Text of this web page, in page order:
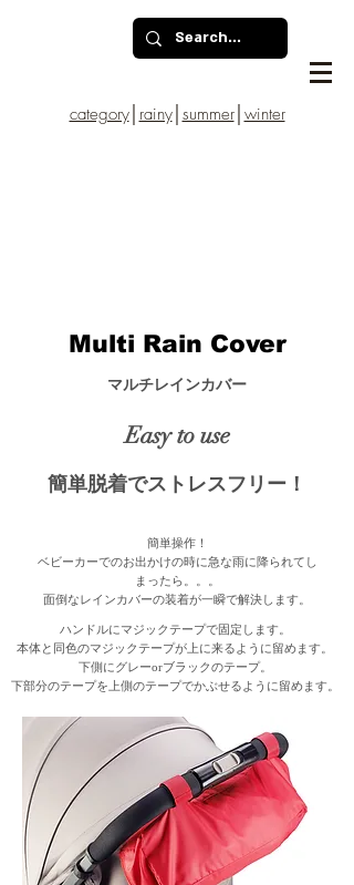
category│ rainy│ summer│ winter
Multi Rain Cover
​マルチレインカバー
​Easy to use
簡単脱着でストレスフリー！
簡単操作！
ベビーカーでのお出かけの時に急な雨に降られてし
まったら。。。
​面倒なレインカバーの装着が一瞬で解決します。
ハンドルにマジックテープで固定します。
本体と同色のマジックテープが上に来るように留めます。
下側にグレーorブラックのテープ。
​下部分のテープを上側のテープでかぶせるように留めます。